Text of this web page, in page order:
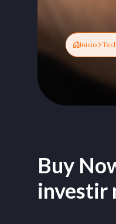
Início
Buy
investir